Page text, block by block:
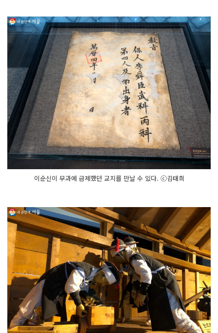
이순신이 무과에 급제했던 교지를 만날 수 있다. ⓒ김태희